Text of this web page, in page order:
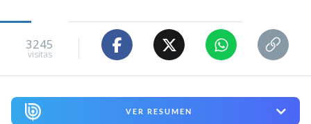
3245
visitas
VER RESUMEN